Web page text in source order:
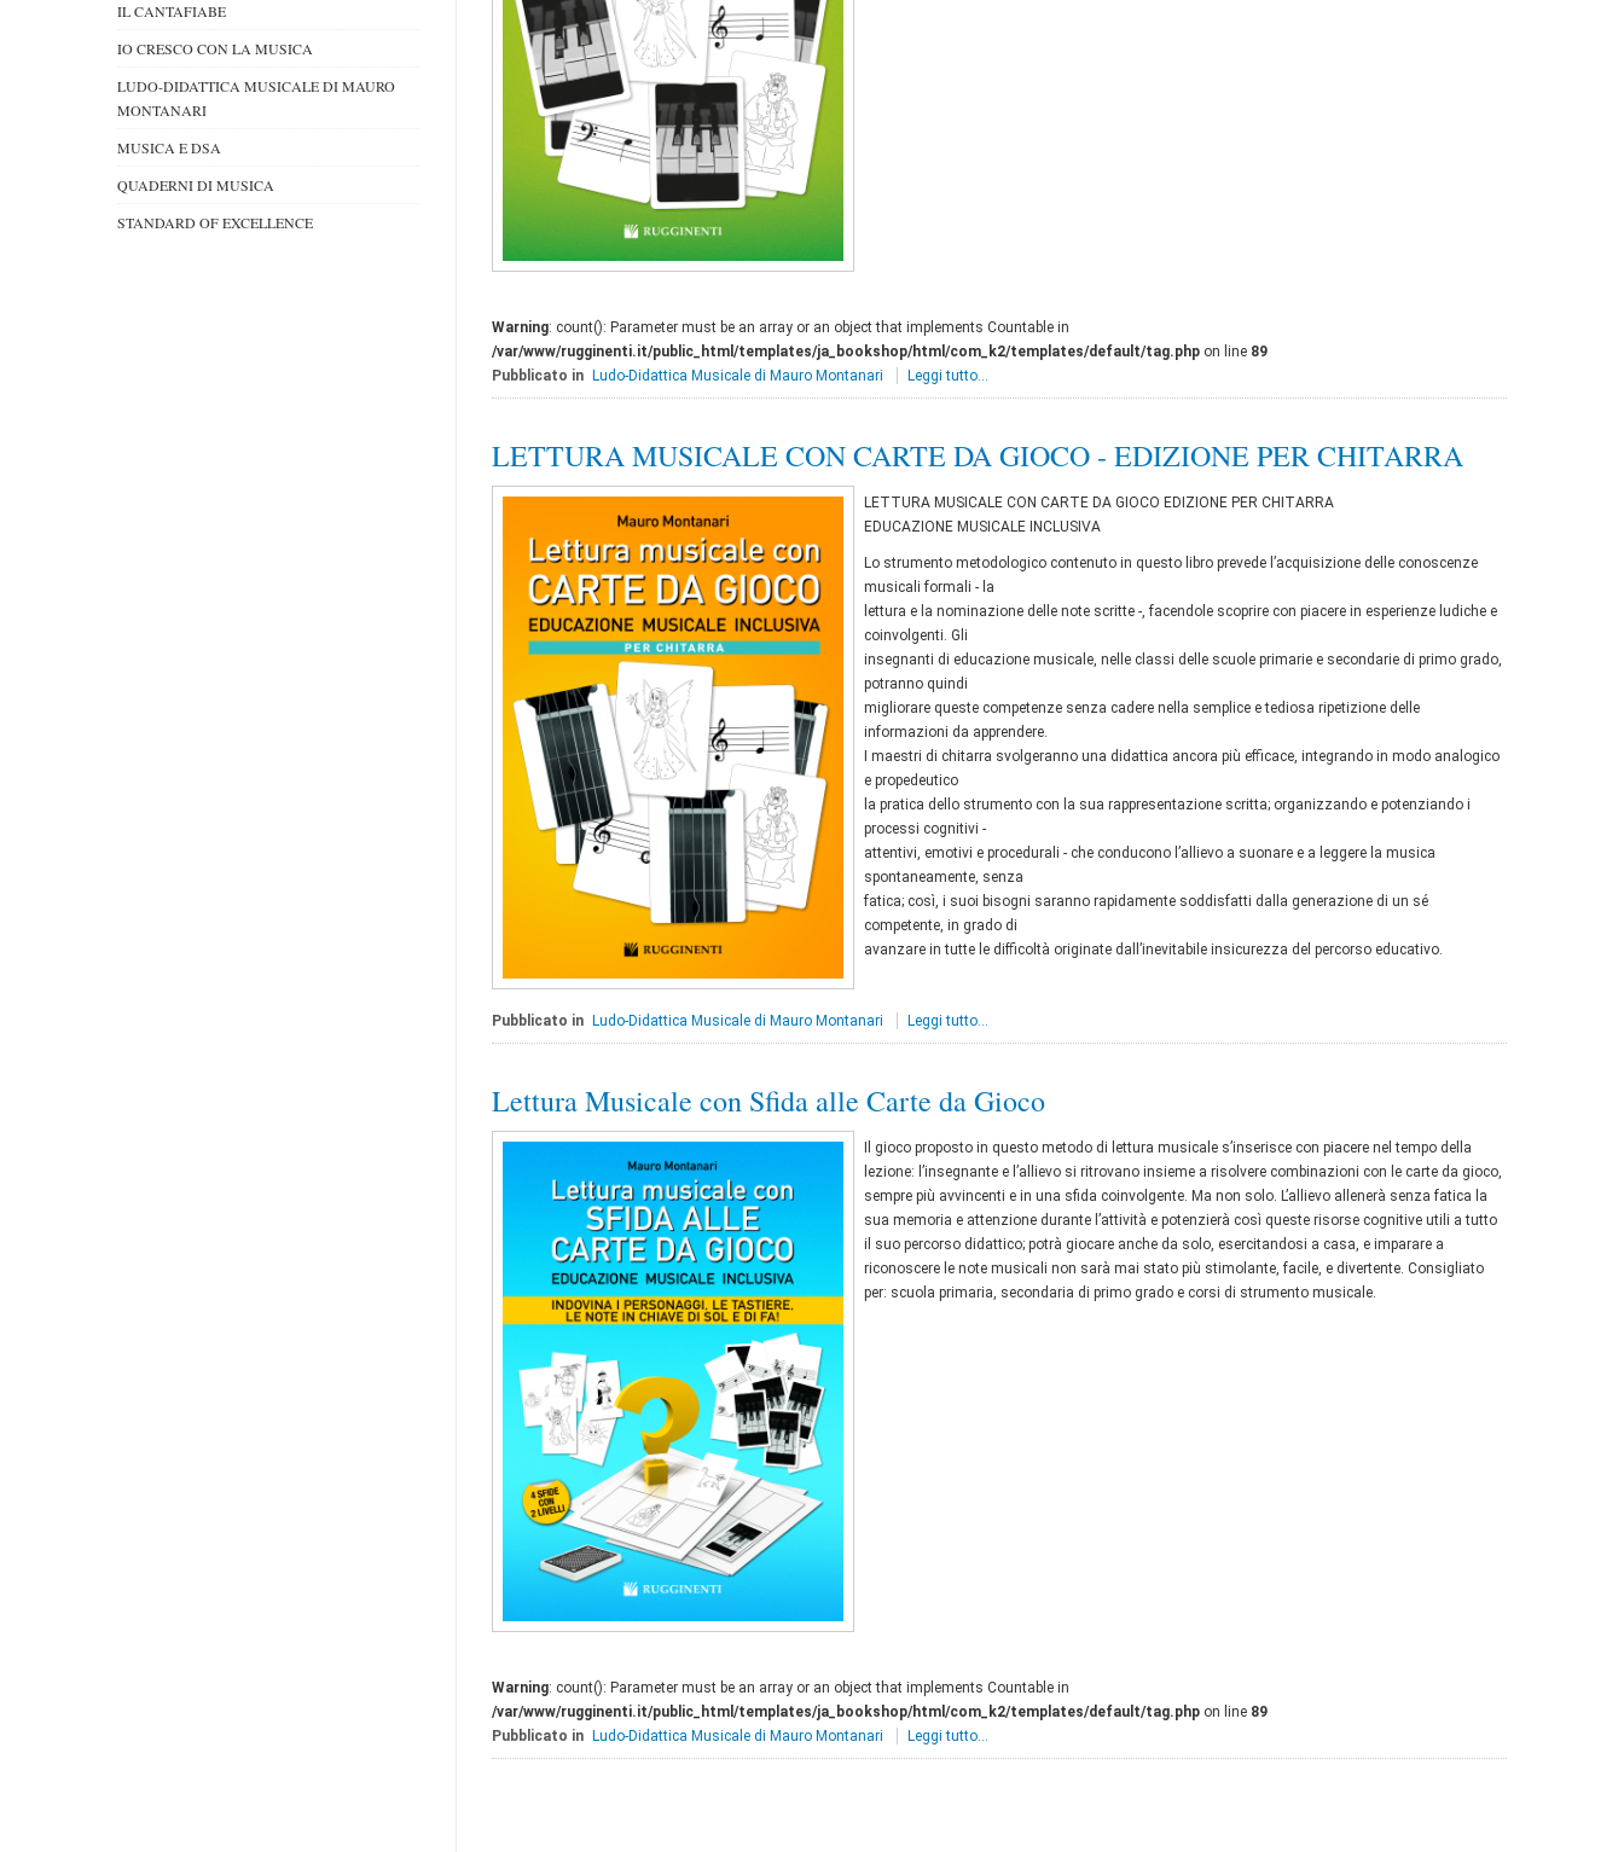
Warning: count(): Parameter must be an array or an object that implements Countable in
/var/www/rugginenti.it/public_html/templates/ja_bookshop/html/com_k2/templates/default/tag.php on line 89
Pubblicato in
Ludo-Didattica Musicale di Mauro Montanari Leggi tutto...
LETTURA MUSICALE CON CARTE DA GIOCO - EDIZIONE PER CHITARRA
LETTURA MUSICALE CON CARTE DA GIOCO EDIZIONE PER CHITARRA
EDUCAZIONE MUSICALE INCLUSIVA
Lo strumento metodologico contenuto in questo libro prevede l’acquisizione delle conoscenze
musicali formali - la
lettura e la nominazione delle note scritte -, facendole scoprire con piacere in esperienze ludiche e
coinvolgenti. Gli
insegnanti di educazione musicale, nelle classi delle scuole primarie e secondarie di primo grado,
potranno quindi
migliorare queste competenze senza cadere nella semplice e tediosa ripetizione delle
informazioni da apprendere.
I maestri di chitarra svolgeranno una didattica ancora più efficace, integrando in modo analogico
e propedeutico
la pratica dello strumento con la sua rappresentazione scritta; organizzando e potenziando i
processi cognitivi -
attentivi, emotivi e procedurali - che conducono l’allievo a suonare e a leggere la musica
spontaneamente, senza
fatica; così, i suoi bisogni saranno rapidamente soddisfatti dalla generazione di un sé
competente, in grado di
avanzare in tutte le difficoltà originate dall’inevitabile insicurezza del percorso educativo.
Pubblicato in Ludo-Didattica Musicale di Mauro Montanari Leggi tutto...
Lettura Musicale con Sfida alle Carte da Gioco
Il gioco proposto in questo metodo di lettura musicale s’inserisce con piacere nel tempo della
lezione: l’insegnante e l’allievo si ritrovano insieme a risolvere combinazioni con le carte da gioco,
sempre più avvincenti e in una sfida coinvolgente. Ma non solo. L’allievo allenerà senza fatica la
sua memoria e attenzione durante l’attività e potenzierà così queste risorse cognitive utili a tutto
il suo percorso didattico; potrà giocare anche da solo, esercitandosi a casa, e imparare a
riconoscere le note musicali non sarà mai stato più stimolante, facile, e divertente. Consigliato
per: scuola primaria, secondaria di primo grado e corsi di strumento musicale.
Warning: count(): Parameter must be an array or an object that implements Countable in
/var/www/rugginenti.it/public_html/templates/ja_bookshop/html/com_k2/templates/default/tag.php on line 89
Pubblicato in
Ludo-Didattica Musicale di Mauro Montanari Leggi tutto...
IL CANTAFIABE
IO CRESCO CON LA MUSICA
LUDO-DIDATTICA MUSICALE DI MAURO
MONTANARI
MUSICA E DSA
QUADERNI DI MUSICA
STANDARD OF EXCELLENCE